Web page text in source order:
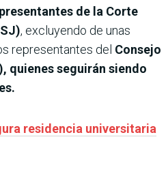
de la Corte
, excluyendo de unas
representantes del Consejo
quienes seguirán siendo
residencia universitaria